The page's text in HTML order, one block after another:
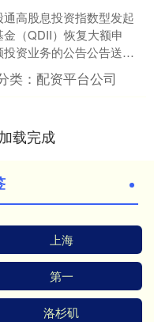
高股息投资指数型发起
（QDII）恢复大额申
资业务的公告公告送出
6月23日基金名称长城中证
投....
类：配资平台公司
载完成
上海
第一
洛杉矶